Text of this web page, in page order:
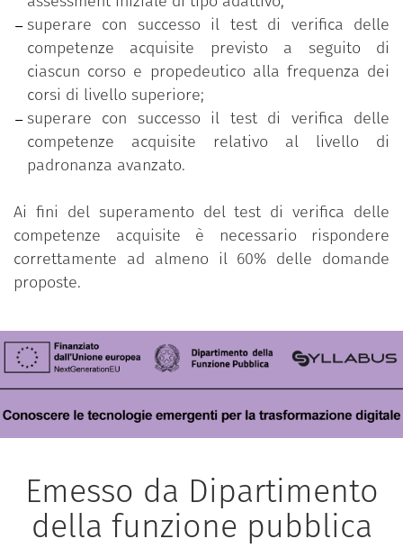
superare con successo il test di verifica delle
competenze acquisite previsto a seguito di
ciascun corso e propedeutico alla frequenza dei
corsi di livello superiore;
superare con successo il test di verifica delle
competenze acquisite relativo al livello di
padronanza avanzato.
Ai fini del superamento del test di verifica delle
competenze acquisite è necessario rispondere
correttamente ad almeno il 60% delle domande
proposte.
Emesso da Dipartimento
della funzione pubblica